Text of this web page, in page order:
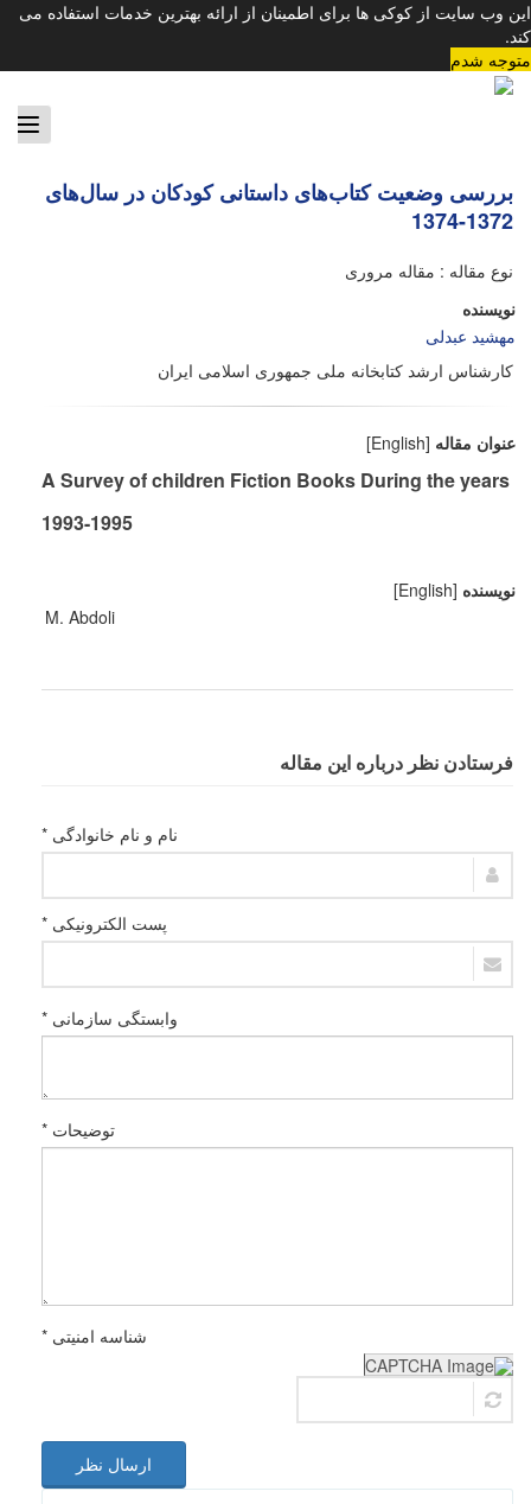
این وب سایت از کوکی ها برای اطمینان از ارائه بهترین خدمات استفاده می
کند.
متوجه شدم
بررسی وضعیت کتاب‌های داستانی کودکان در سال‌های
1372-1374
نوع مقاله : مقاله مروری
نویسنده
مهشید عبدلی
کارشناس ارشد کتابخانه ملی جمهوری اسلامی ایران
عنوان مقاله [English]
A Survey of children Fiction Books During the years
1993-1995
نویسنده [English]
M. Abdoli
فرستادن نظر درباره این مقاله
نام و نام خانوادگی *
پست الکترونیکی *
وابستگی سازمانی *
توضیحات *
شناسه امنیتی *
ارسال نظر